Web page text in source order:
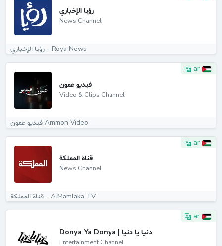
رؤيا الإخباري
News Channel
رؤيا الإخباري - Roya News
ar
فيديو عمون
Video & Clips Channel
فيديو عمون Ammon Video
ar
قناة المملكة
News Channel
قناة المملكة - AlMamlaka TV
ar
Donya Ya Donya | دنيا يا دنيا
Entertainment Channel